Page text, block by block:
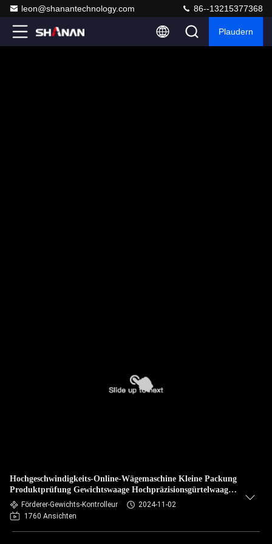
leon@shanantechnology.com 86--13215377368
Plaudern
Hochgeschwindigkeits-Online-Wägemaschine Kleine Packung
Produktprüfung Gewichtswaage Hochpräzisionsgürtelwaage
Prüfschwerer
Förderer-Gewichts-Kontrolleur
2024-11-02
1760 Ansichten